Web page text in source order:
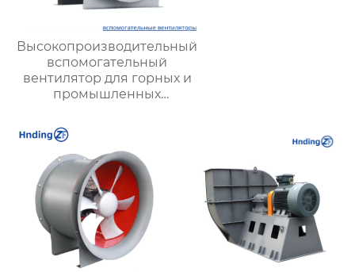
Высокопроизводительный
вспомогательный
вентилятор для горных и
промышленных
Hengding Industrial Fans